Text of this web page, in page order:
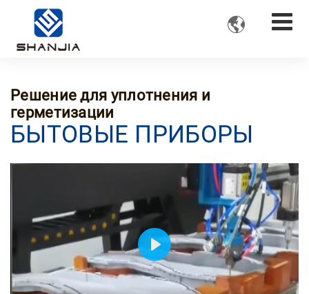

Решение для уплотнения и
герметизации
БЫТОВЫЕ ПРИБОРЫ
Play